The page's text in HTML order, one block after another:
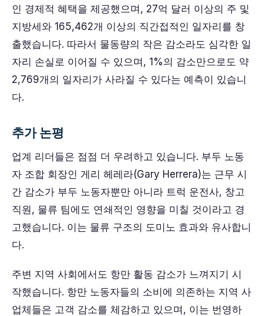
인 경제적 혜택을 제공했으며, 27억 달러 이상의 주 및
지방세와 165,462개 이상의 직간접적인 일자리를 창
출했습니다. 따라서 물동량의 작은 감소라도 심각한 일
자리 손실로 이어질 수 있으며, 1%의 감소만으로도 약
2,769개의 일자리가 사라질 수 있다는 예측이 있습니
다.
추가 논평
업계 리더들은 점점 더 우려하고 있습니다. 부두 노동
자 조합 회장인 게리 헤레라(Gary Herrera)는 근무 시
간 감소가 부두 노동자뿐만 아니라 트럭 운전사, 창고
직원, 물류 팀에도 연쇄적인 영향을 미칠 것이라고 경
고했습니다. 이는 물류 구조의 도미노 효과와 유사합니
다.
주변 지역 사회에서도 항만 활동 감소가 느껴지기 시
작했습니다. 항만 노동자들의 소비에 의존하는 지역 사
업체들은 고객 감소를 체감하고 있으며, 이는 번영하